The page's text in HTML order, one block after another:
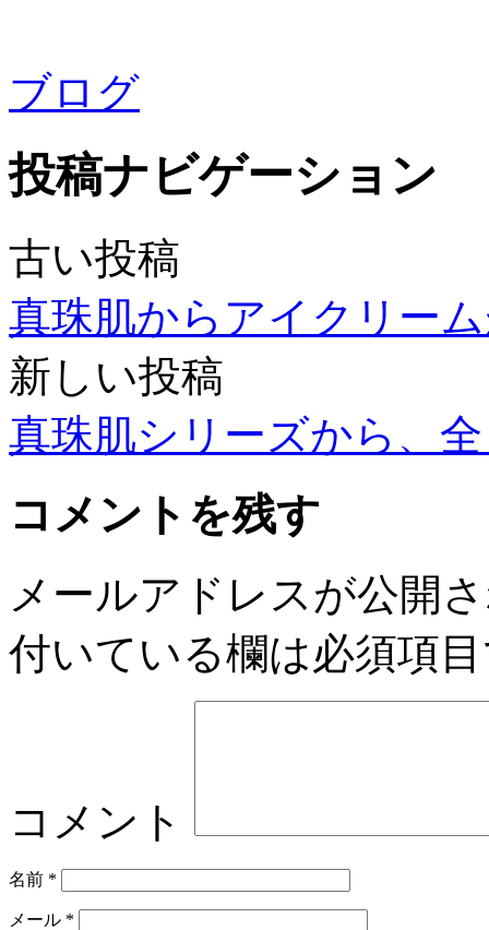
ブログ
投稿ナビゲーション
古い投稿
真珠肌からアイクリー
新しい投稿
真珠肌シリーズから、
コメントを残す
メールアドレスが公開
付いている欄は必須項
コメント
名前 *
メール *